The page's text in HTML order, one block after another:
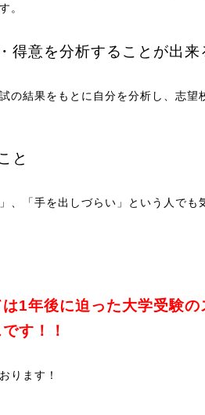
。
得意を分析することが出来
の結果をもとに自分を分析し、志望
と
、「手を出しづらい」という人でも
1年後に迫った大学受験の
す！！
ります！